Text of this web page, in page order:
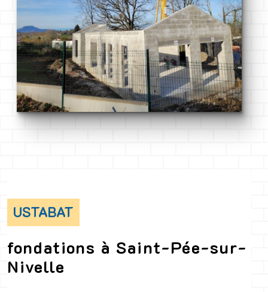
USTABAT
fondations à Saint-Pée-sur-
Nivelle